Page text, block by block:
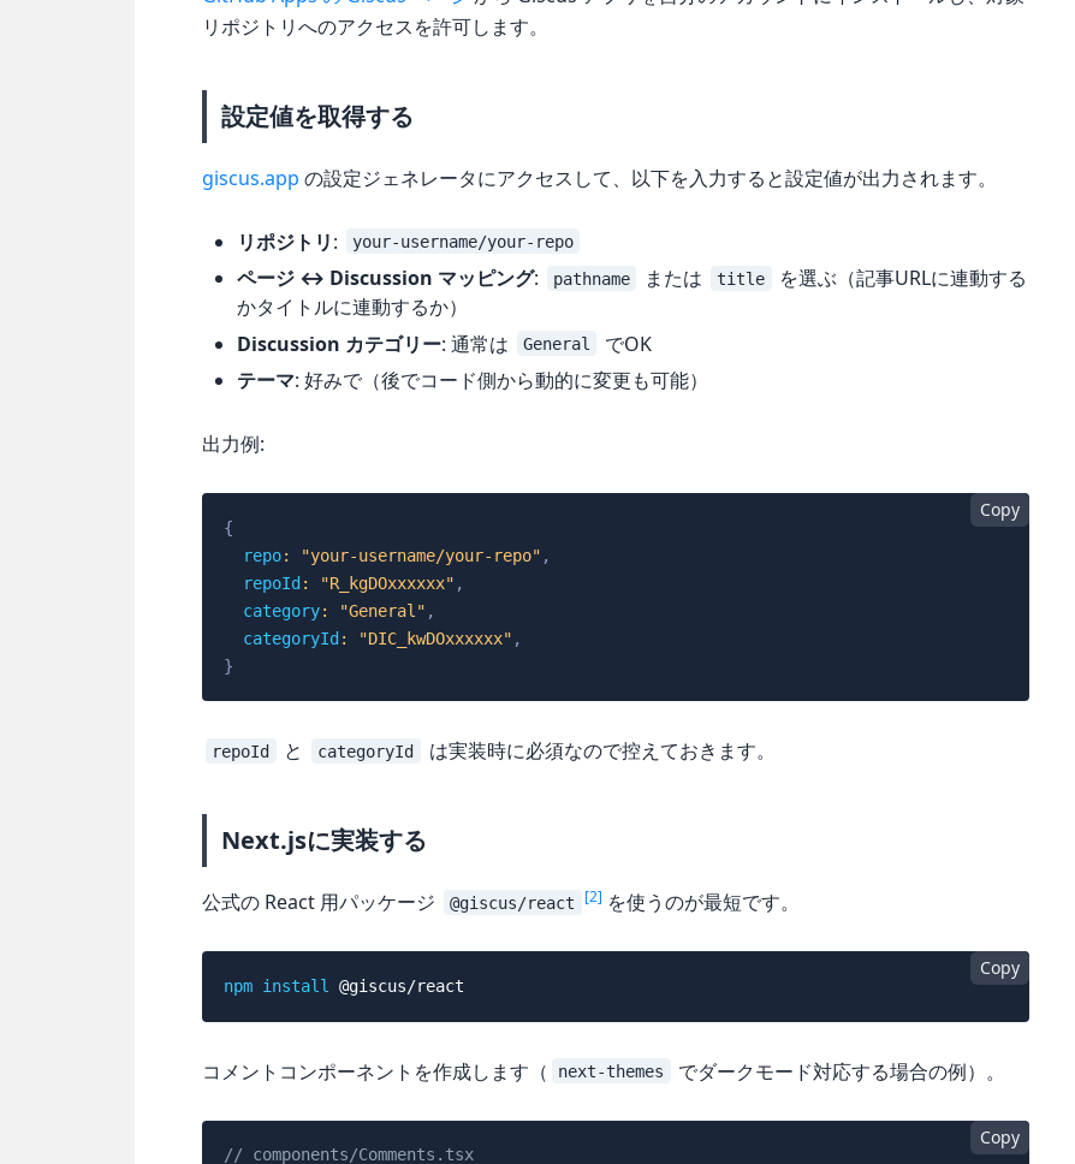
リポジトリへのアクセスを許可します。
設定値を取得する
giscus.app の設定ジェネレータにアクセスして、以下を入力すると設定値が出力されます。
リポジトリ: your-username/your-repo
ページ ↔ Discussion マッピング: pathname または title
を選ぶ（記事URLに連動する
かタイトルに連動するか）
Discussion カテゴリー: 通常は General
でOK
テーマ: 好みで（後でコード側から動的に変更も可能）
出力例:
Copy
{
repo: "your-username/your-repo" ,
repoId : "R_kgDOxxxxxx" ,
category: "General" ,
categoryId : "DIC_kwDOxxxxxx" ,
}
repoId と categoryId は実装時に必須なので控えておきます。
Next.jsに実装する
公式の React 用パッケージ @giscus/react [2] を使うのが最短です。
Copy
npm install
コメントコンポーネントを作成します（ next-themes でダークモード対応する場合の例）。
Copy
// components/Comments.tsx